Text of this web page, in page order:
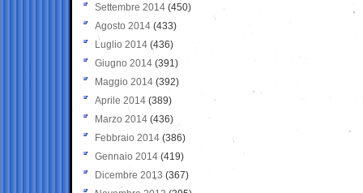
Settembre 2014 (450)
Agosto 2014 (433)
Luglio 2014 (436)
Giugno 2014 (391)
Maggio 2014 (392)
Aprile 2014 (389)
Marzo 2014 (436)
Febbraio 2014 (386)
Gennaio 2014 (419)
Dicembre 2013 (367)